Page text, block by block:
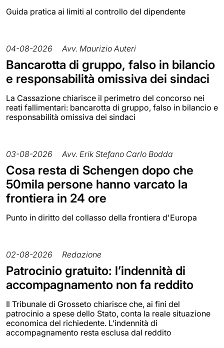
Guida pratica ai limiti al controllo del dipendente
04-08-2026 Avv. Maurizio Auteri
Bancarotta di gruppo, falso in bilancio
e responsabilità omissiva dei sindaci
La Cassazione chiarisce il perimetro del concorso nei
reati fallimentari: bancarotta di gruppo, falso in bilancio e
responsabilità omissiva dei sindaci
03-08-2026 Avv. Erik Stefano Carlo Bodda
Cosa resta di Schengen dopo che
50mila persone hanno varcato la
frontiera in 24 ore
Punto in diritto del collasso della frontiera d'Europa
02-08-2026 Redazione
Patrocinio gratuito: l’indennità di
accompagnamento non fa reddito
Il Tribunale di Grosseto chiarisce che, ai fini del
patrocinio a spese dello Stato, conta la reale situazione
economica del richiedente. L’indennità di
accompagnamento resta esclusa dal reddito